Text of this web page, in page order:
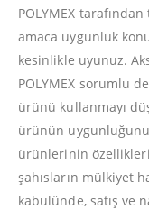
POLYMEX
amaca uygunluk
kesinlikle uyunuz.
POLYMEX sorumlu
ürünü kullanmayı
ürünün uygunluğunu
ürünlerinin
şahısların mülkiyet
kabulünde, satış ve